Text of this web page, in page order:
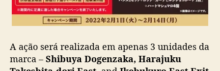
o
l
a
e
n
A ação será realizada em apenas 3 unidades da
marca – Shibuya Dogenzaka, Harajuku